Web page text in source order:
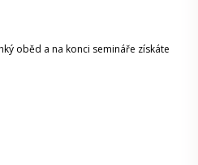
oběd a na konci semináře získáte